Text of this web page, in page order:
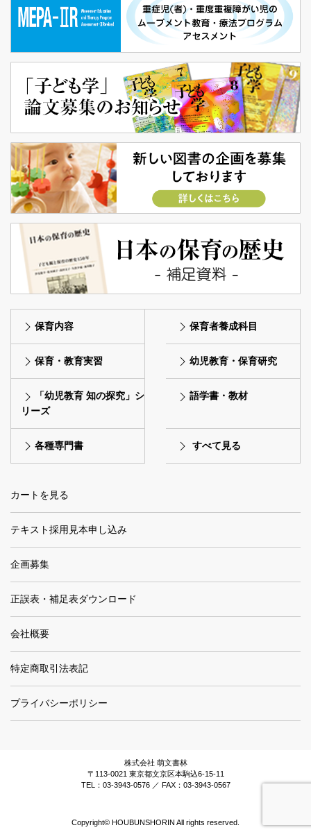
保育内容 保育者養成科目
保育・教育実習 幼児教育・保育研究
「幼児教育 知の探究」シ
リーズ
語学書・教材
各種専門書 すべて見る
カートを見る
テキスト採用見本申し込み
企画募集
正誤表・補足表ダウンロード
会社概要
特定商取引法表記
プライバシーポリシー
株式会社 萌文書林
〒113-0021 東京都文京区本駒込6-15-11
TEL：03-3943-0576 ／ FAX：03-3943-0567
Copyright© HOUBUNSHORIN All rights reserved.